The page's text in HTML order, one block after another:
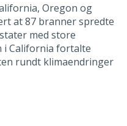
Oregon og
at 87 branner spredte
med store
i California fortalte
rundt klimaendringer